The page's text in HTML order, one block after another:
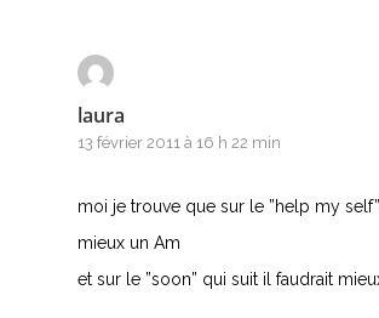
laura
13 février 2011 à 16 h 22 min
moi je trouve que sur le ”help my
mieux un Am
et sur le ”soon” qui suit il faudrait